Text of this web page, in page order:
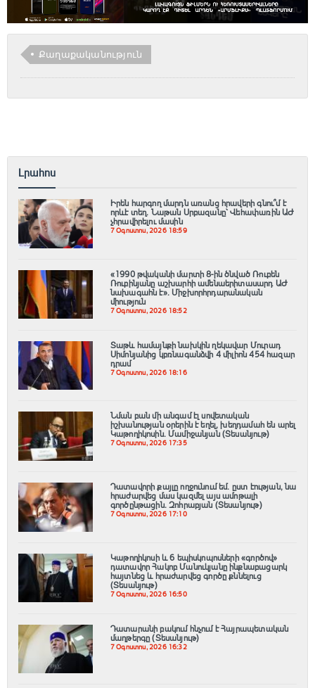
Քաղաքականություն
Լրահոս
Իրեն հարգող մարդն առանց հրավերի գնու՞մ է
որևէ տեղ. Նաթան Սրբազանը՝ Վեհափառին ԱԺ
չհրավիրելու մասին
7 Օգոստոս, 2026 18:59
«1990 թվականի մարտի 8-ին ծնված Ռուբեն
Ռուբինյանը աշխարհի ամենաերիտասարդ ԱԺ
նախագահն է»․ Միջխորհրդարանական
միություն
7 Օգոստոս, 2026 18:52
Տաթև համայնքի նախկին ղեկավար Մուրադ
Սիմոնյանից կբռնագանձվի 4 միլիոն 454 հազար
դրամ
7 Օգոստոս, 2026 18:16
Նման բան մի անգամ էլ սովետական
իշխանության օրերին է եղել, խեղդամահ են արել
Կաթողիկոսին. Մամիջանյան (Տեսանյութ)
7 Օգոստոս, 2026 17:35
Դատավորի քայլը ողջունում եմ. ըստ էության, նա
հրաժարվեց մաս կազմել այս ամոթալի
գործընթացին․ Զոհրաբյան (Տեսանյութ)
7 Օգոստոս, 2026 17:10
️Կաթողիկոսի և 6 եպիսկոպոսների «գործով»
դատավոր Հակոբ Մանուկյանը ինքնաբացարկ
հայտնեց և հրաժարվեց գործը քննելուց
(Տեսանյութ)
7 Օգոստոս, 2026 16:50
Դատարանի բակում հնչում է Հայրապետական
մաղթերգը (Տեսանյութ)
7 Օգոստոս, 2026 16:32